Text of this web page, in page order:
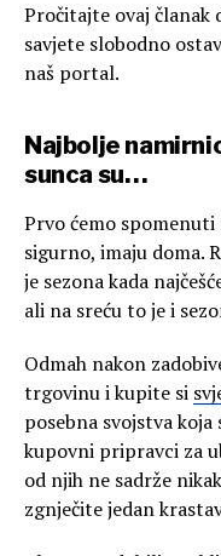
Pročitajte ovaj članak
savjete slobodno
naš portal.
Najbolje
sunca su…
Prvo ćemo
sigurno, imaju doma.
je sezona kada
ali na sreću to je i
Odmah nakon
trgovinu i kupite si
posebna svojstva
kupovni pripravci za
od njih ne sadrže
zgnječite jedan